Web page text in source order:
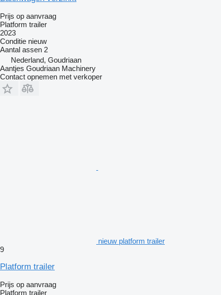
Prijs op aanvraag
Platform trailer
2023
Conditie nieuw
Aantal assen 2
Nederland, Goudriaan
Aantjes Goudriaan Machinery
Contact opnemen met verkoper
nieuw platform trailer
9
Platform trailer
Prijs op aanvraag
Platform trailer